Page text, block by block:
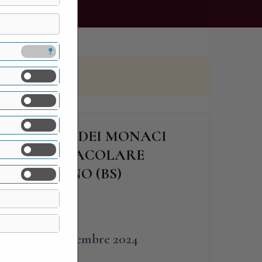
DEI MONACI
SPETTACOLARE
SAIANO (BS)
28 Dicembre 2024